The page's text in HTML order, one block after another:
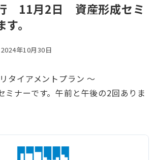
11月2日 資産形成セミ
。
2024年10月30日
タイアメントプラン ～
ミナーです。午前と午後の2回ありま